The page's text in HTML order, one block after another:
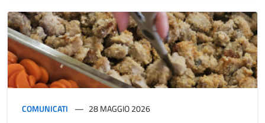
COMUNICATI 28 MAGGIO 2026